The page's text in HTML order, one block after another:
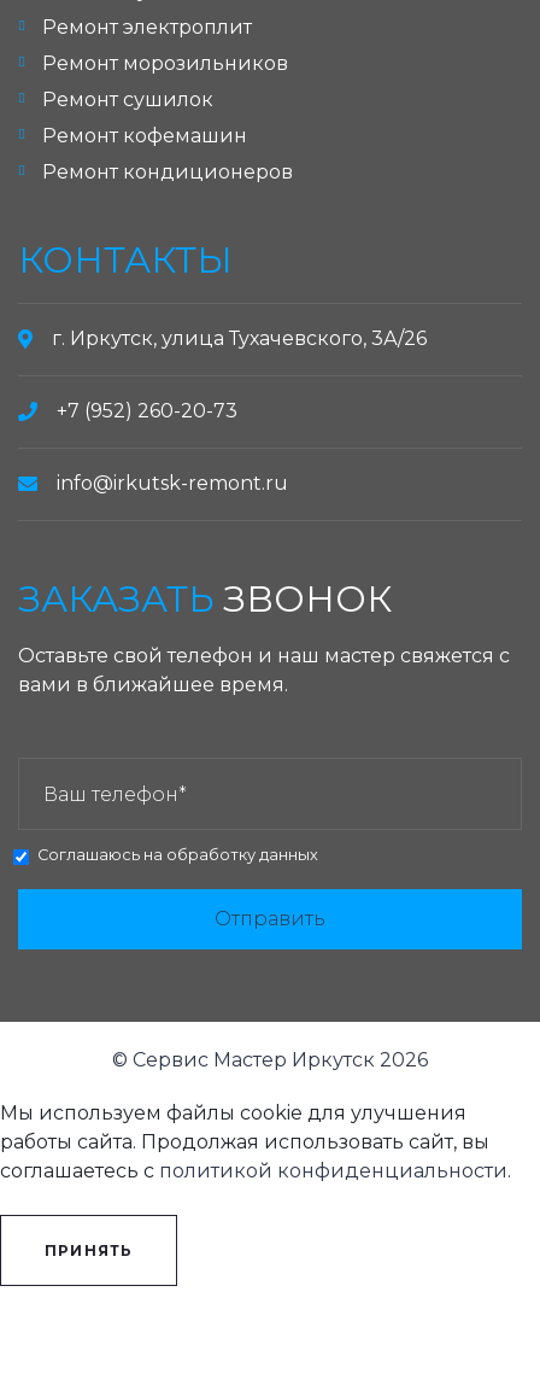
Ремонт электроплит
Ремонт морозильников
Ремонт сушилок
Ремонт кофемашин
Ремонт кондиционеров
КОНТАКТЫ
г. Иркутск, улица Тухачевского, 3А/26
+7 (952) 260-20-73
info@irkutsk-remont.ru
ЗАКАЗАТЬ ЗВОНОК
Оставьте свой телефон и наш мастер свяжется с
вами в ближайшее время.
Соглашаюсь на обработку данных
Отправить
© Сервис Мастер Иркутск 2026
Мы используем файлы cookie для улучшения
работы сайта. Продолжая использовать сайт, вы
соглашаетесь с политикой конфиденциальности.
ПРИНЯТЬ